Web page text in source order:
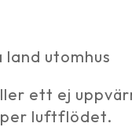
utomhus
ett ej
luftflödet.